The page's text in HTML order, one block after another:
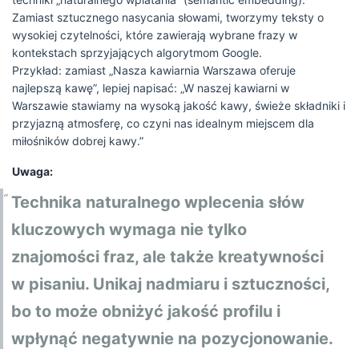
Zamiast sztucznego nasycania słowami, tworzymy teksty o
wysokiej czytelności, które zawierają wybrane frazy w
kontekstach sprzyjających algorytmom Google.
Przykład: zamiast „Nasza kawiarnia Warszawa oferuje
najlepszą kawę”, lepiej napisać: „W naszej kawiarni w
Warszawie stawiamy na wysoką jakość kawy, świeże składniki i
przyjazną atmosferę, co czyni nas idealnym miejscem dla
miłośników dobrej kawy.”
Uwaga:
Technika naturalnego wplecenia słów
kluczowych wymaga nie tylko
znajomości fraz, ale także kreatywności
w pisaniu. Unikaj nadmiaru i sztuczności,
bo to może obniżyć jakość profilu i
wpłynąć negatywnie na pozycjonowanie.